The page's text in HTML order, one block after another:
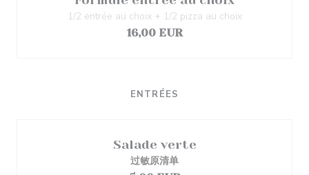
1/2 entrée au choix + 1/2 pizza au choix
16,00 EUR
ENTRÉES
Salade verte
过敏原清单